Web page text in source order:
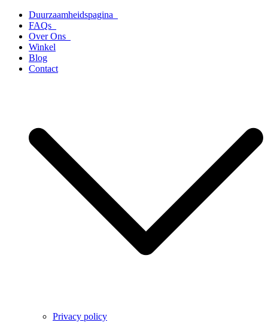
naar
inhoud
Duurzaamheidspagina
FAQs
Over Ons
Winkel
Blog
Contact
Privacy policy